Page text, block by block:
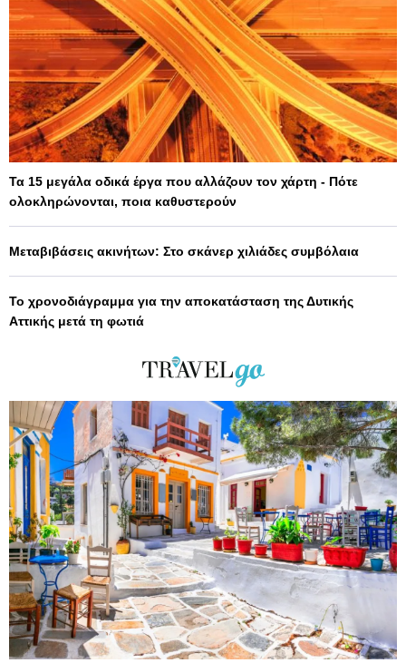
Τα 15 μεγάλα οδικά έργα που αλλάζουν τον χάρτη - Πότε
ολοκληρώνονται, ποια καθυστερούν
Μεταβιβάσεις ακινήτων: Στο σκάνερ χιλιάδες συμβόλαια
Το χρονοδιάγραμμα για την αποκατάσταση της Δυτικής
Αττικής μετά τη φωτιά